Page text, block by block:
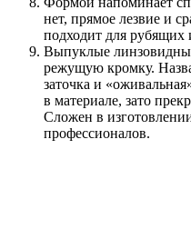
нет, прямое лезвие и
подходит для рубящих
Выпуклые
режущую кромку.
заточка и
в материале, зато
Сложен в
профессионалов.